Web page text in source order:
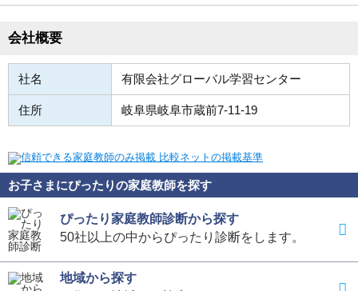
ひとつです。入会後の指導は、体験で気に入った先生と同じ
家庭教師であり、そのため自分に合った家庭教師を見つけ指
は無料で対応してもらえます。フォロー体制が充実している
点も魅力です。指導にあたる先生とは別に、進路相談・学習
の仕方などは指導員が対応してくれるので、指導で悩むこと
ので、安心して目標達成まで指導を受けられます。
会社概要
社名 有限会社グローバル学習センター
住所 岐阜県岐阜市蔵前7-11-19
お子さまにぴったりの家庭教師を探す
ぴったり家庭教師診断から探す
50社以上の中からぴったり診断をします。
地域から探す